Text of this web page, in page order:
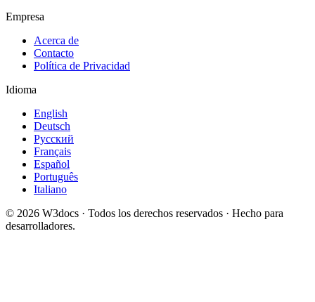
Empresa
Acerca de
Contacto
Política de Privacidad
Idioma
English
Deutsch
Русский
Français
Español
Português
Italiano
© 2026 W3docs · Todos los derechos reservados · Hecho para
desarrolladores.